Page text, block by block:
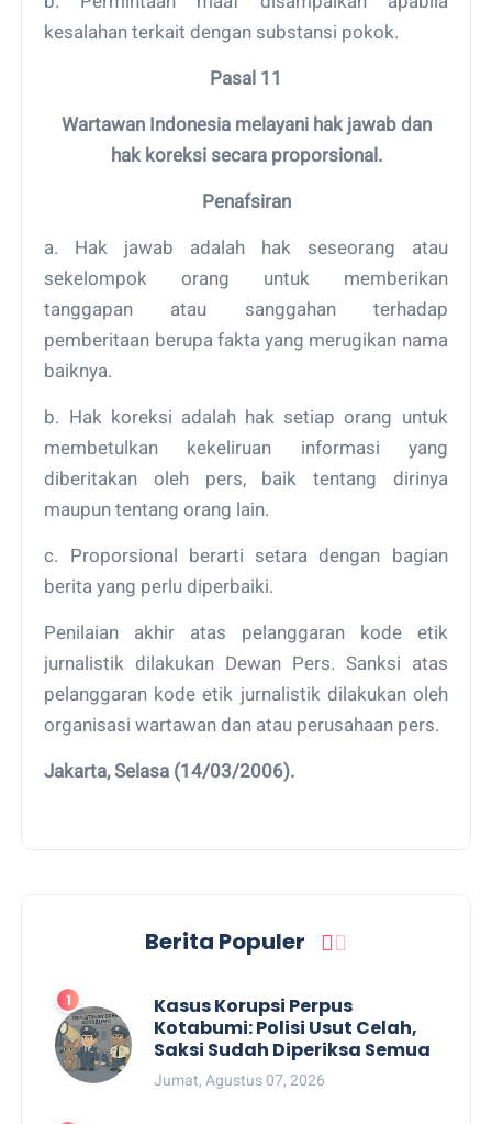
kesalahan terkait dengan substansi pokok.
Pasal 11
Wartawan Indonesia melayani hak jawab dan
hak koreksi secara proporsional.
Penafsiran
a. Hak jawab adalah hak seseorang atau
sekelompok orang untuk memberikan
tanggapan atau sanggahan terhadap
pemberitaan berupa fakta yang merugikan nama
baiknya.
b. Hak koreksi adalah hak setiap orang untuk
membetulkan kekeliruan informasi yang
diberitakan oleh pers, baik tentang dirinya
maupun tentang orang lain.
c. Proporsional berarti setara dengan bagian
berita yang perlu diperbaiki.
Penilaian akhir atas pelanggaran kode etik
jurnalistik dilakukan Dewan Pers. Sanksi atas
pelanggaran kode etik jurnalistik dilakukan oleh
organisasi wartawan dan atau perusahaan pers.
Jakarta, Selasa (14/03/2006).
Berita Populer
Kasus Korupsi Perpus
Kotabumi: Polisi Usut Celah,
Saksi Sudah Diperiksa Semua
Jumat, Agustus 07, 2026